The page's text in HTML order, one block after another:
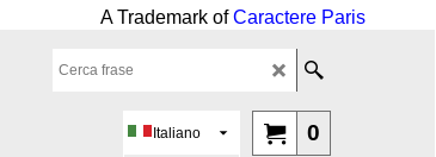
ofCaractere Paris
0
Italiano